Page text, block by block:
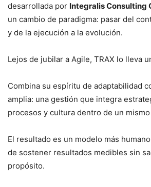
desarrollada por Integralis Consulting
un cambio de paradigma: pasar del
y de la ejecución a la evolución.
Lejos de jubilar a Agile, TRAX lo lleva
Combina su espíritu de adaptabilidad
amplia: una gestión que integra
procesos y cultura dentro de un
El resultado es un modelo más
de sostener resultados medibles sin
propósito.